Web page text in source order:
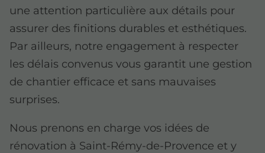
une attention particulière aux détails pour
assurer des finitions durables et esthétiques.
Par ailleurs, notre engagement à respecter
les délais convenus vous garantit une gestion
de chantier efficace et sans mauvaises
surprises.
Nous prenons en charge vos idées de
rénovation à Saint-Rémy-de-Provence et y